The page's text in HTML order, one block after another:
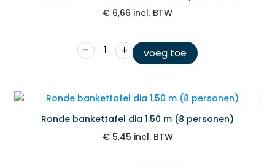
€ 6,66 incl. BTW
− + voeg toe
Ronde bankettafel dia 1.50 m (8 personen)
€5,45 incl. BTW